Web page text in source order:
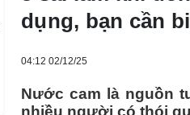
dụng, bạn cần
04:12 02/12/25
Nước cam là nguồn
nhiều người có thói